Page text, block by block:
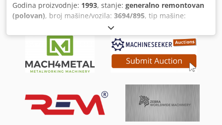
Godina proizvodnje: 1993, stanje: generalno remontovan
(polovan), broj mašine/vozila: 3694/895, tip mašine:
vertikalna unutrašnja mašina za broširanje proizvođač:
Rausch tip: RS 3/1000 ugrađeno: 1993 total rebuild in:
5/2021 by WiemersAG težina: 400kg snaga vuče: 3.000kg
(30kN) brzina brošura: 3m/min & 6m/min brzina povraćaja:
6m/min maksimalni moždani udar: 1000mm Codpfx Ajgw
radne stanice: 1 računar pogon: mehanički pogonski
sistem motor: 2,5kW/ 3kW napajanje: 400Volt/ 50Hz
oprema: rashladni sistem opaska: mašina pod strujom na